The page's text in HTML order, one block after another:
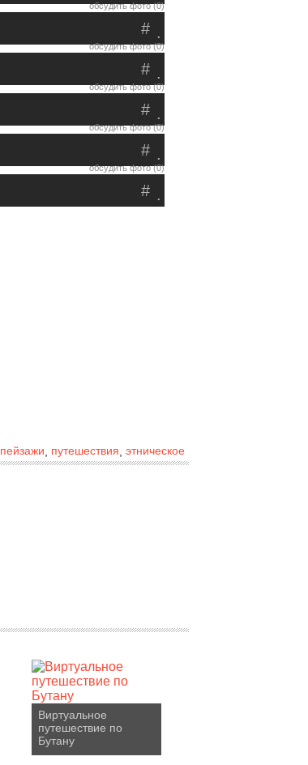
обсудить фото (0)
.
#
обсудить фото (0)
.
#
обсудить фото (0)
.
#
обсудить фото (0)
.
#
обсудить фото (0)
.
#
пейзажи путешествия этническое
Виртуальное
путешествие по
Бутану